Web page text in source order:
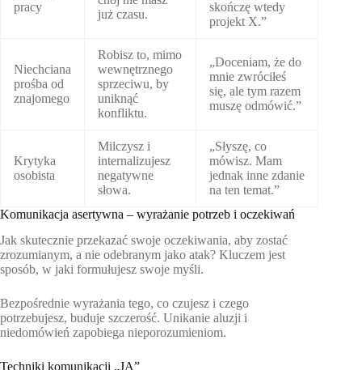
pracy
już czasu.
skończę wtedy
projekt X.”
Niechciana
prośba od
znajomego
Robisz to, mimo
wewnętrznego
sprzeciwu, by
uniknąć
konfliktu.
„Doceniam, że do
mnie zwróciłeś
się, ale tym razem
muszę odmówić.”
Krytyka
osobista
Milczysz i
internalizujesz
negatywne
słowa.
„Słyszę, co
mówisz. Mam
jednak inne zdanie
na ten temat.”
Komunikacja asertywna – wyrażanie potrzeb i oczekiwań
Jak skutecznie przekazać swoje oczekiwania, aby zostać
zrozumianym, a nie odebranym jako atak? Kluczem jest
sposób, w jaki formułujesz swoje myśli.
Bezpośrednie wyrażania tego, co czujesz i czego
potrzebujesz, buduje szczerość. Unikanie aluzji i
niedomówień zapobiega nieporozumieniom.
Techniki komunikacji „JA”